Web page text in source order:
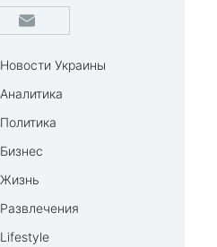
Новости Украины
Аналитика
Политика
Бизнес
Жизнь
Развлечения
Lifestyle